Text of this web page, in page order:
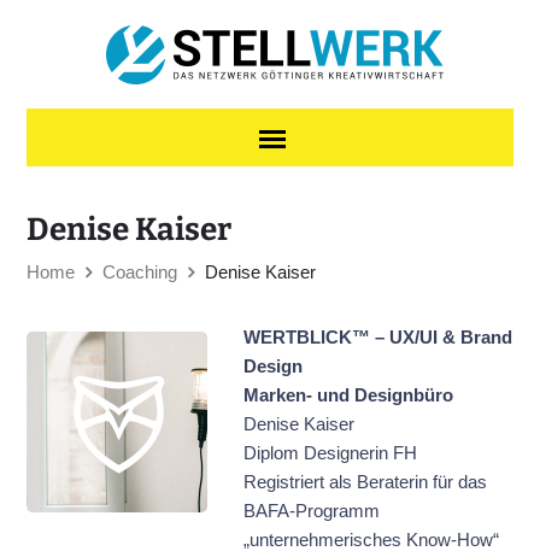
Denise Kaiser
Home Coaching Denise Kaiser
WERTBLICK™ – UX/UI & Brand
Design
Marken- und Designbüro
Denise Kaiser
Diplom Designerin FH
Registriert als Beraterin für das
BAFA-Programm
„unternehmerisches Know-How“